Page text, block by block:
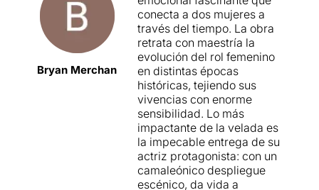
Bryan Merchan
conecta a dos mujeres a
través del tiempo. La obra
retrata con maestría la
evolución del rol femenino
en distintas épocas
históricas, tejiendo sus
vivencias con enorme
sensibilidad. Lo más
impactante de la velada es
la impecable entrega de su
actriz protagonista: con un
camaleónico despliegue
escénico, da vida a